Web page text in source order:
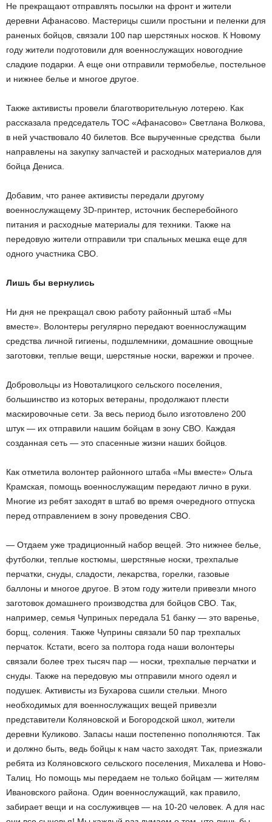
Не прекращают отправлять посылки на фронт и жители
деревни Афанасово. Мастерицы сшили простыни и пеленки для
раненых бойцов, связали 100 пар шерстяных носков. К Новому
году жители подготовили для военнослужащих новогодние
сладкие подарки. А еще они отправили термобелье, постельное
и нижнее белье и многое другое.
Также активисты провели благотворительную лотерею. Как
рассказала председатель ТОС «Афанасово» Светлана Волкова,
в ней участвовало 40 билетов. Все вырученные средства были
направлены на закупку запчастей и расходных материалов для
бойца Дениса.
Добавим, что ранее активисты передали другому
военнослужащему 3D-принтер, источник бесперебойного
питания и расходные материалы для техники. Также на
передовую жители отправили три спальных мешка еще для
одного участника СВО.
Лишь бы вернулись
Ни дня не прекращал свою работу районный штаб «Мы
вместе». Волонтеры регулярно передают военнослужащим
средства личной гигиены, подшлемники, домашние овощные
заготовки, теплые вещи, шерстяные носки, варежки и прочее.
Добровольцы из Новоталицкого сельского поселения,
большинство из которых ветераны, продолжают плести
маскировочные сети. За весь период было изготовлено 200
штук — их отправили нашим бойцам в зону СВО. Каждая
созданная сеть — это спасенные жизни наших бойцов.
Как отметила волонтер районного штаба «Мы вместе» Ольга
Крамская, помощь военнослужащим передают лично в руки.
Многие из ребят заходят в штаб во время очередного отпуска
перед отправлением в зону проведения СВО.
— Отдаем уже традиционный набор вещей. Это нижнее белье,
футболки, теплые костюмы, шерстяные носки, трехпалые
перчатки, снуды, сладости, лекарства, горелки, газовые
баллоны и многое другое. В этом году жители привезли много
заготовок домашнего производства для бойцов СВО. Так,
например, семья Чуприных передала 51 банку — это варенье,
борщ, соления. Также Чуприны связали 50 пар трехпалых
перчаток. Кстати, всего за полтора года наши волонтеры
связали более трех тысяч пар — носки, трехпалые перчатки и
снуды. Также на передовую мы отправили много одеял и
подушек. Активисты из Бухарова сшили стельки. Много
необходимых для военнослужащих вещей привезли
представители Коляновской и Богородской школ, жители
деревни Куликово. Запасы наши постепенно пополняются. Так
и должно быть, ведь бойцы к нам часто заходят. Так, приезжали
ребята из Коляновского сельского поселения, Михалева и Ново-
Талиц. Но помощь мы передаем не только бойцам — жителям
Ивановского района. Один военнослужащий, как правило,
забирает вещи и на сослуживцев — на 10-20 человек. А для нас